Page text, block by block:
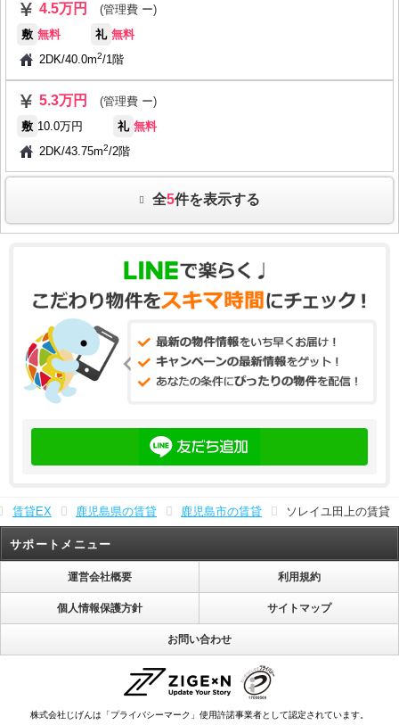
4.5万円
(管理費 ー)
敷 無料 礼 無料
2DK/40.0m2/1階
5.3万円
(管理費 ー)
敷 10.0万円 礼 無料
2DK/43.75m2/2階
全5件を表示する
賃貸EX 鹿児島県の賃貸 鹿児島市の賃貸 ソレイユ田上の賃貸
サポートメニュー
運営会社概要 利用規約
個人情報保護方針 サイトマップ
お問い合わせ
株式会社じげんは「プライバシーマーク」使用許諾事業者として認定されています。